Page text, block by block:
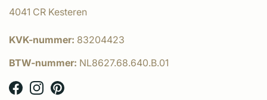
4041 CR Kesteren
KVK-nummer: 83204423
BTW-nummer: NL8627.68.640.B.01